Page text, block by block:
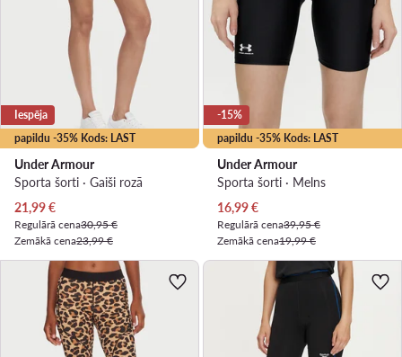
papildu -35% Kods: LAST
Iespēja
Under Armour
Sporta šorti · Gaiši rozā
Pašreizējā cena
21,99€
Regulārā cena30,95 €
Zemākā cena23,99 €
papildu -35% Kods: LAST
-15%
Under Armour
Sporta šorti · Melns
Pašreizējā cena
16,99€
Regulārā cena39,95 €
Zemākā cena19,99 €